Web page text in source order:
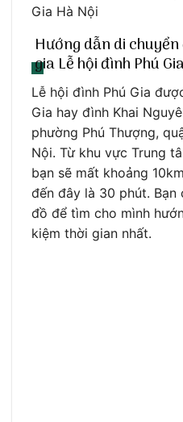
Gia Hà Nội
Hướng dẫn di
gia Lễ hội đình Phú
Lễ hội đình Phú Gia
Gia hay đình Khai
phường Phú Thượng,
Nội. Từ khu vực Trung
bạn sẽ mất khoảng
đến đây là 30 phút.
đồ để tìm cho mình
kiệm thời gian nhất.